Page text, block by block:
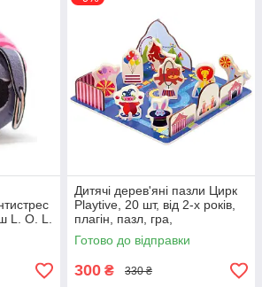
L. O. L.
Дитячі дерев'яні пазли Цирк
Playtive, 20 шт, від 2-х років,
плагін, пазл, гра,
головоломка, мозаїка
Готово до відправки
300 ₴ 330 ₴